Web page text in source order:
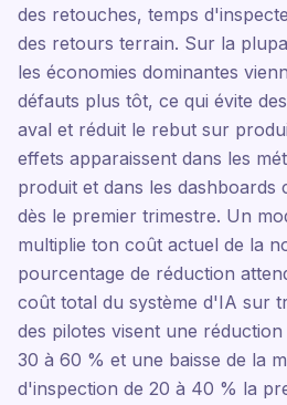
des retouches, temps
des retours terrain. Sur la
les économies dominantes
défauts plus tôt, ce qui évite
aval et réduit le rebut sur
effets apparaissent dans les
produit et dans les
dès le premier trimestre. Un
multiplie ton coût actuel de la
pourcentage de réduction
coût total du système d'IA sur
des pilotes visent une
30 à 60 % et une baisse de la
d'inspection de 20 à 40 % la